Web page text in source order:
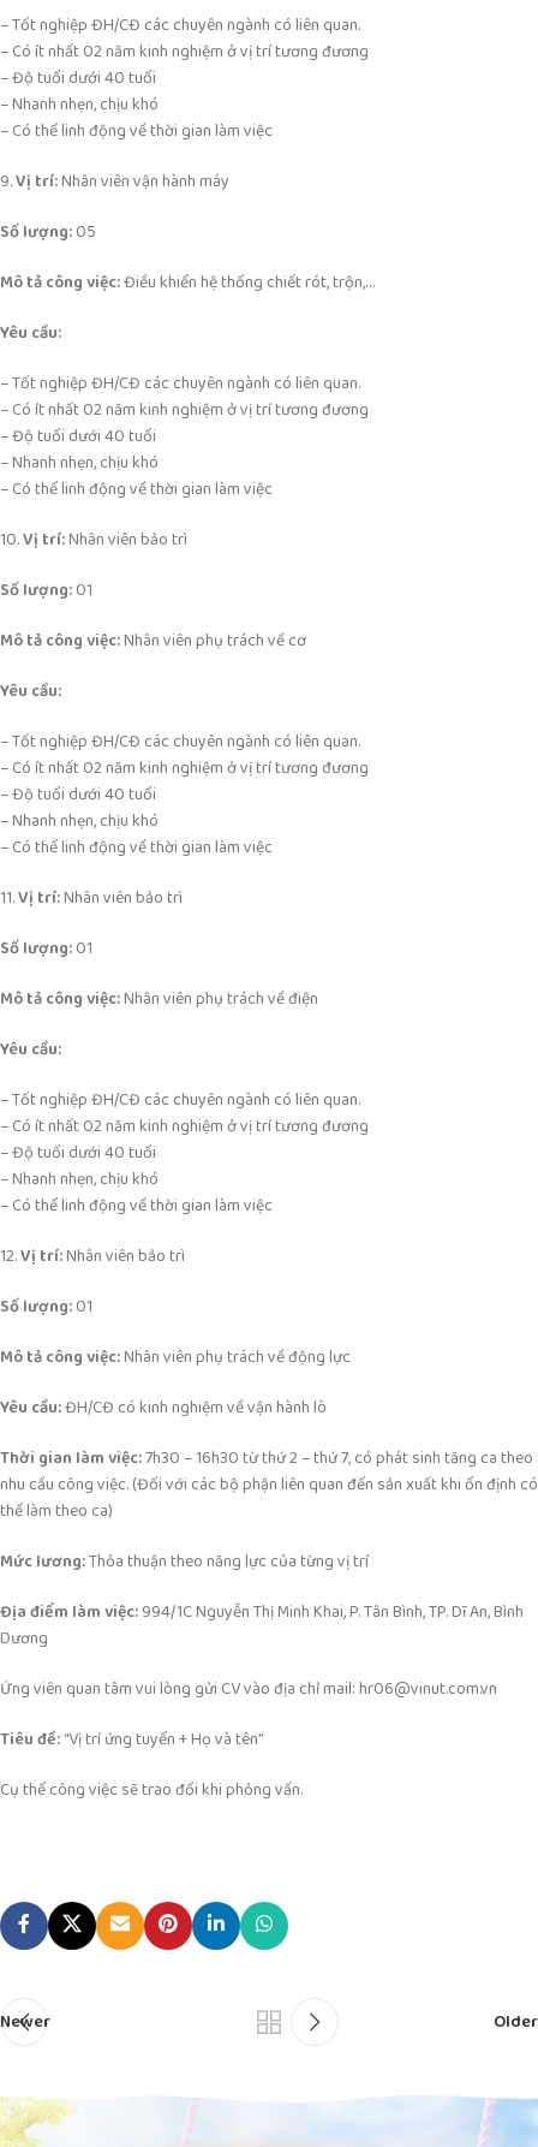
– Tốt nghiệp ĐH/CĐ các chuyên ngành có liên quan.
– Có ít nhất 02 năm kinh nghiệm ở vị trí tương đương
– Độ tuổi dưới 40 tuổi
– Nhanh nhẹn, chịu khó
– Có thể linh động về thời gian làm việc
9.Vị trí:Nhân viên vận hành máy
Số lượng:05
Mô tả công việc:Điều khiển hệ thống chiết rót, trộn,…
Yêu cầu:
– Tốt nghiệp ĐH/CĐ các chuyên ngành có liên quan.
– Có ít nhất 02 năm kinh nghiệm ở vị trí tương đương
– Độ tuổi dưới 40 tuổi
– Nhanh nhẹn, chịu khó
– Có thể linh động về thời gian làm việc
10.Vị trí:Nhân viên bảo trì
Số lượng:01
Mô tả công việc:Nhân viên phụ trách về cơ
Yêu cầu:
– Tốt nghiệp ĐH/CĐ các chuyên ngành có liên quan.
– Có ít nhất 02 năm kinh nghiệm ở vị trí tương đương
– Độ tuổi dưới 40 tuổi
– Nhanh nhẹn, chịu khó
– Có thể linh động về thời gian làm việc
11.Vị trí:Nhân viên bảo trì
Số lượng:01
Mô tả công việc:Nhân viên phụ trách về điện
Yêu cầu:
– Tốt nghiệp ĐH/CĐ các chuyên ngành có liên quan.
– Có ít nhất 02 năm kinh nghiệm ở vị trí tương đương
– Độ tuổi dưới 40 tuổi
– Nhanh nhẹn, chịu khó
– Có thể linh động về thời gian làm việc
12.Vị trí:Nhân viên bảo trì
Số lượng:01
Mô tả công việc:Nhân viên phụ trách về động lực
Yêu cầu:ĐH/CĐ có kinh nghiệm về vận hành lò
Thời gian làm việc:7h30 – 16h30 từ thứ 2 – thứ 7, có phát sinh tăng ca theo
nhu cầu công việc. (Đối với các bộ phận liên quan đến sản xuất khi ổn định có
thể làm theo ca)
Mức lương:Thỏa thuận theo năng lực của từng vị trí
Địa điểm làm việc:994/1C Nguyễn Thị Minh Khai, P. Tân Bình, TP. Dĩ An, Bình
Dương
Ứng viên quan tâm vui lòng gửi CV vào địa chỉ mail: hr06@vinut.com.vn
Tiêu đề:“Vị trí ứng tuyển + Họ và tên”
Cụ thể công việc sẽ trao đổi khi phỏng vấn.
Newer Older